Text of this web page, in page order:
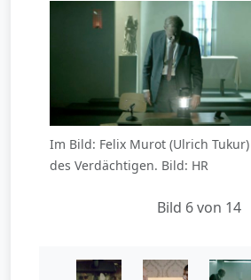
Im Bild: Felix Murot (Ulrich
des Verdächtigen. Bild: HR
Bild 6 von 14